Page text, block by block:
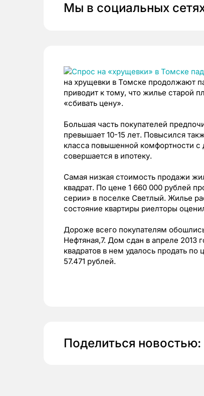
Мы в социальных
на хрущевки в Томске продолжают
приводит к тому, что жилье старой
«сбивать цену».
Большая часть покупателей
превышает 10-15 лет. Повысился
класса повышенной комфортности
совершается в ипотеку.
Самая низкая стоимость продажи
квадрат. По цене 1 660 000 рублей
серии» в поселке Светлый. Жилье
состояние квартиры риелторы
Дороже всего покупателям
Нефтяная,7. Дом сдан в апреле 2013
квадратов в нем удалось продать
57.471 рублей.
Поделиться новостью: